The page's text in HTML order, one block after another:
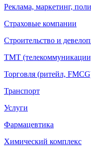
Реклама, маркетинг,
Страховые компании
Строительство и
ТМТ
Торговля (ритейл,
Транспорт
Услуги
Фармацевтика
Химический комплекс